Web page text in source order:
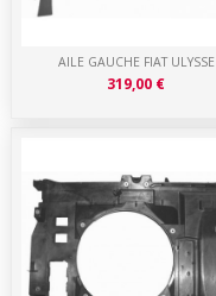
AILE GAUCHE FIAT ULYSSE
319,00 €